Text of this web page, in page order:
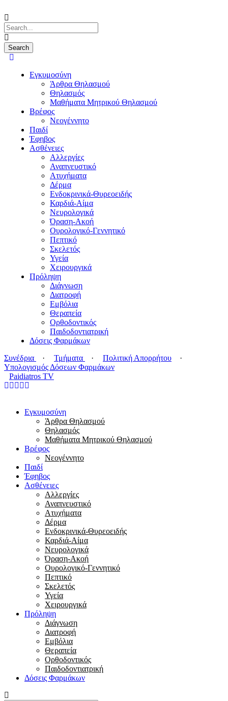
Εγκυμοσύνη
Άρθρα Θηλασμού
Θηλασμός
Μαθήματα Μητρικού Θηλασμού
Βρέφος
Νεογέννητο
Παιδί
Έφηβος
Ασθένειες
Αλλεργίες
Αναπνευστικό
Ατυχήματα
Δέρμα
Ενδοκρινικά-Θυρεοειδής
Καρδιά-Αίμα
Νευρολογικά
Όραση-Ακοή
Ουρολογικό-Γεννητικό
Πεπτικό
Σκελετός
Υγεία
Χειρουργικά
Πρόληψη
Διάγνωση
Διατροφή
Εμβόλια
Θεραπεία
Ορθοδοντικός
Παιδοδοντιατρική
Δόσεις Φαρμάκων
Συνέδρια
· Τμήματα · Πολιτική Απορρήτου
·
Υπολογισμός Δόσεων Φαρμάκων
Paidiatros TV
Εγκυμοσύνη
Άρθρα Θηλασμού
Θηλασμός
Μαθήματα Μητρικού Θηλασμού
Βρέφος
Νεογέννητο
Παιδί
Έφηβος
Ασθένειες
Αλλεργίες
Αναπνευστικό
Ατυχήματα
Δέρμα
Ενδοκρινικά-Θυρεοειδής
Καρδιά-Αίμα
Νευρολογικά
Όραση-Ακοή
Ουρολογικό-Γεννητικό
Πεπτικό
Σκελετός
Υγεία
Χειρουργικά
Πρόληψη
Διάγνωση
Διατροφή
Εμβόλια
Θεραπεία
Ορθοδοντικός
Παιδοδοντιατρική
Δόσεις Φαρμάκων